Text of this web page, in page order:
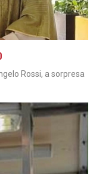
Rossi, a sorpresa